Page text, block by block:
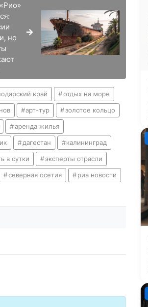
но
край отдых на море
арт-тур золотое кольцо
аренда жилья
дагестан калининград
в сутки эксперты отрасли
северная осетия риа новости